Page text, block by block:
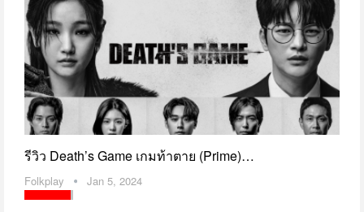
รีวิว Death’s Game เกมท้าตาย (Prime)…
Folkplay Jan 5, 2024